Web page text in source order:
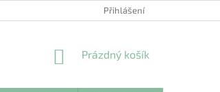
Přihlášení
NÁKUPNÍ
Prázdný košík